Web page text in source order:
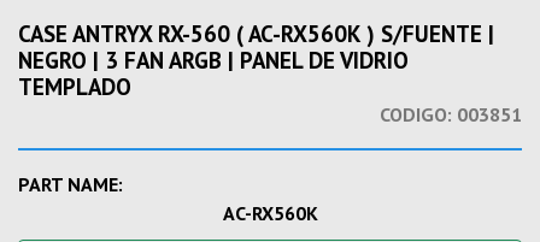
CASE ANTRYX RX-560 ( AC-RX560K ) S/FUENTE |
NEGRO | 3 FAN ARGB | PANEL DE VIDRIO
TEMPLADO
CODIGO: 003851
PART NAME:
AC-RX560K